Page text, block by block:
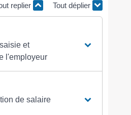
replier Tout déplier
et
l'employeur
de salaire